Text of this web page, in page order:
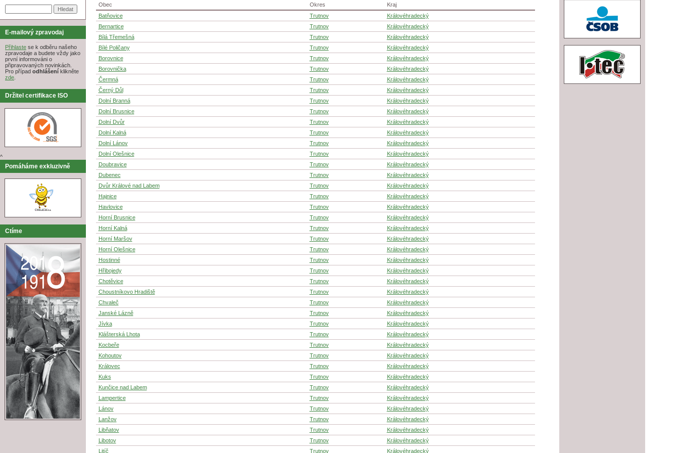
E-mailový zpravodaj
Přihlaste se k odběru našeho
zpravodaje a budete vždy jako
první informováni o
připravovaných novinkách.
Pro případ odhlášení klikněte
zde.
Držitel certifikace ISO
^
Pomáháme exkluzivně
Ctíme
Obec Okres
Kraj
Batňovice
Trutnov
Královéhradecký
Bernartice
Trutnov
Královéhradecký
Bílá Třemešná
Trutnov
Královéhradecký
Bílé Poličany
Trutnov
Královéhradecký
Borovnice
Trutnov
Královéhradecký
Borovnička
Trutnov
Královéhradecký
Čermná
Trutnov
Královéhradecký
Černý Důl
Trutnov
Královéhradecký
Dolní Branná
Trutnov
Královéhradecký
Dolní Brusnice
Trutnov
Královéhradecký
Dolní Dvůr
Trutnov
Královéhradecký
Dolní Kalná
Trutnov
Královéhradecký
Dolní Lánov
Trutnov
Královéhradecký
Dolní Olešnice
Trutnov
Královéhradecký
Doubravice
Trutnov
Královéhradecký
Dubenec
Trutnov
Královéhradecký
Dvůr Králové nad Labem
Trutnov
Královéhradecký
Hajnice
Trutnov
Královéhradecký
Havlovice
Trutnov
Královéhradecký
Horní Brusnice
Trutnov
Královéhradecký
Horní Kalná
Trutnov
Královéhradecký
Horní Maršov
Trutnov
Královéhradecký
Horní Olešnice
Trutnov
Královéhradecký
Hostinné
Trutnov
Královéhradecký
Hřibojedy
Trutnov
Královéhradecký
Chotěvice
Trutnov
Královéhradecký
Choustníkovo Hradiště
Trutnov
Královéhradecký
Chvaleč
Trutnov
Královéhradecký
Janské Lázně
Trutnov
Královéhradecký
Jívka
Trutnov
Královéhradecký
Klášterská Lhota
Trutnov
Královéhradecký
Kocbeře
Trutnov
Královéhradecký
Kohoutov
Trutnov
Královéhradecký
Královec
Trutnov
Královéhradecký
Kuks
Trutnov
Královéhradecký
Kunčice nad Labem
Trutnov
Královéhradecký
Lampertice
Trutnov
Královéhradecký
Lánov
Trutnov
Královéhradecký
Lanžov
Trutnov
Královéhradecký
Libňatov
Trutnov
Královéhradecký
Libotov
Trutnov
Královéhradecký
Litíč
Trutnov Královéhradecký